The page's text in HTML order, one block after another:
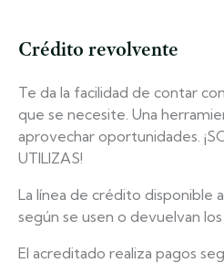
Crédito revolvente
Te da la facilidad de contar
que se necesite. Una
aprovechar oportunidades.
UTILIZAS!
La línea de crédito disponible
según se usen o devuelvan
El acreditado realiza pagos